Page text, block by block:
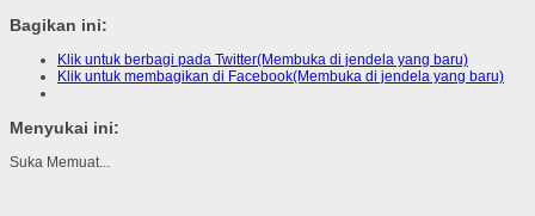
Bagikan ini:
Klik untuk berbagi pada Twitter(Membuka di jendela yang baru)
Klik untuk membagikan di Facebook(Membuka di jendela yang baru)
Menyukai ini:
Suka Memuat...